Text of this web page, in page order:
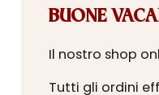
BUONE
Il nostro shop
Tutti gli ordini